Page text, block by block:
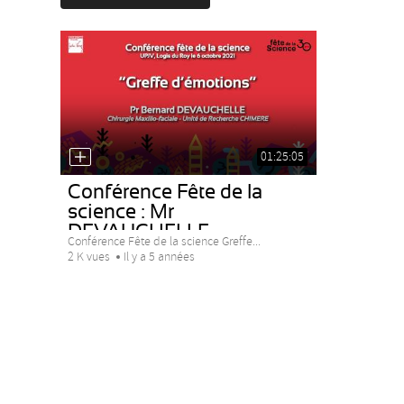
01:25:05
Conférence Fête de la
science : Mr
DEVAUCHELLE
Conférence Fête de la science Greffe...
2 K vues
Il y a 5 années